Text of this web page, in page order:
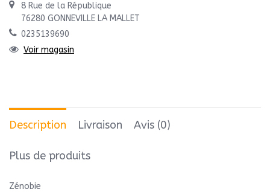
8 Rue de la République
76280 GONNEVILLE LA MALLET
0235139690
Voir magasin
Description Livraison Avis (0)
Plus de produits
Zénobie